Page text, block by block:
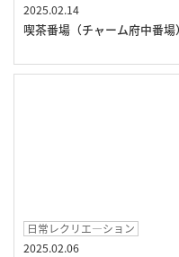
2025.02.14
喫茶番場（チャーム府中番場）
日常レクリエ―ション
2025.02.06